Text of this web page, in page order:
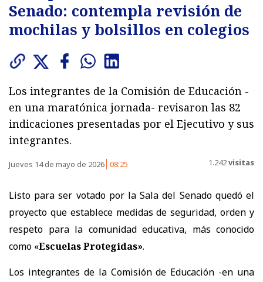
Senado: contempla revisión de
mochilas y bolsillos en colegios
Los integrantes de la Comisión de Educación -
en una maratónica jornada- revisaron las 82
indicaciones presentadas por el Ejecutivo y sus
integrantes.
Jueves 14 de mayo de 2026 08:25 1.242visitas
Listo para ser votado por la Sala del Senado quedó el
proyecto que establece medidas de seguridad, orden y
respeto para la comunidad educativa, más conocido
como «Escuelas Protegidas».
Los integrantes de la Comisión de Educación -en una